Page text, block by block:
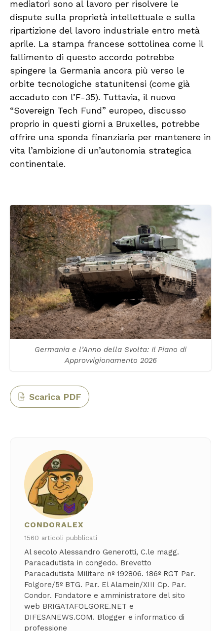
mediatori sono al lavoro per risolvere le
dispute sulla proprietà intellettuale e sulla
ripartizione del lavoro industriale entro metà
aprile. La stampa francese sottolinea come il
fallimento di questo accordo potrebbe
spingere la Germania ancora più verso le
orbite tecnologiche statunitensi (come già
accaduto con l’F-35). Tuttavia, il nuovo
“Sovereign Tech Fund” europeo, discusso
proprio in questi giorni a Bruxelles, potrebbe
offrire una sponda finanziaria per mantenere in
vita l’ambizione di un’autonomia strategica
continentale.
Germania e l’Anno della Svolta: Il Piano di
Approvvigionamento 2026
PDF Scarica PDF
CONDORALEX
1560 articoli pubblicati
Al secolo Alessandro Generotti, C.le magg.
Paracadutista in congedo. Brevetto
Paracadutista Militare nº 192806. 186º RGT Par.
Folgore/5º BTG. Par. El Alamein/XIII Cp. Par.
Condor. Fondatore e amministratore del sito
web BRIGATAFOLGORE.NET e
DIFESANEWS.COM. Blogger e informatico di
professione